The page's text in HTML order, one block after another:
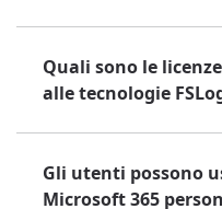
Quali sono le
alle tecnologie
Gli utenti possono
Microsoft 365